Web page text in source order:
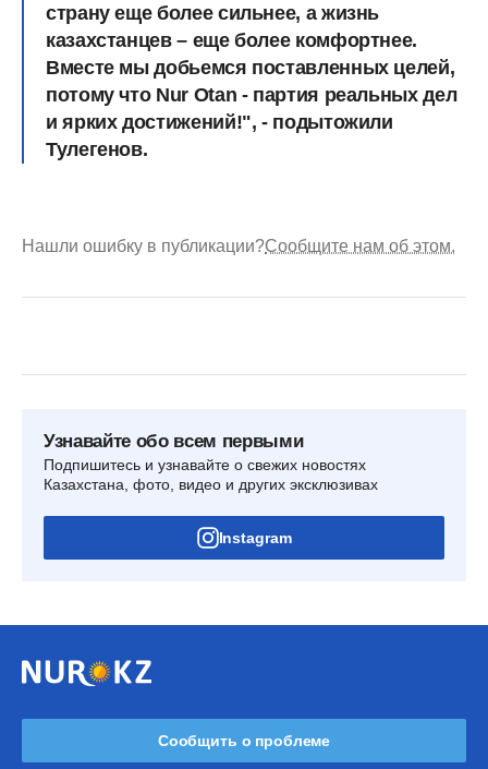
страну еще более сильнее, а жизнь
казахстанцев – еще более комфортнее.
Вместе мы добьемся поставленных целей,
потому что Nur Otan - партия реальных дел
и ярких достижений!", - подытожили
Тулегенов.
Нашли ошибку в публикации?Сообщите нам об этом.
Узнавайте обо всем первыми
Подпишитесь и узнавайте о свежих новостях
Казахстана, фото, видео и других эксклюзивах
Instagram
Сообщить о проблеме